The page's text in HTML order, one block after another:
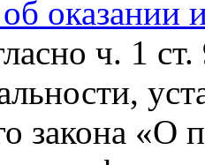
оказании
ч. 1
закона «О